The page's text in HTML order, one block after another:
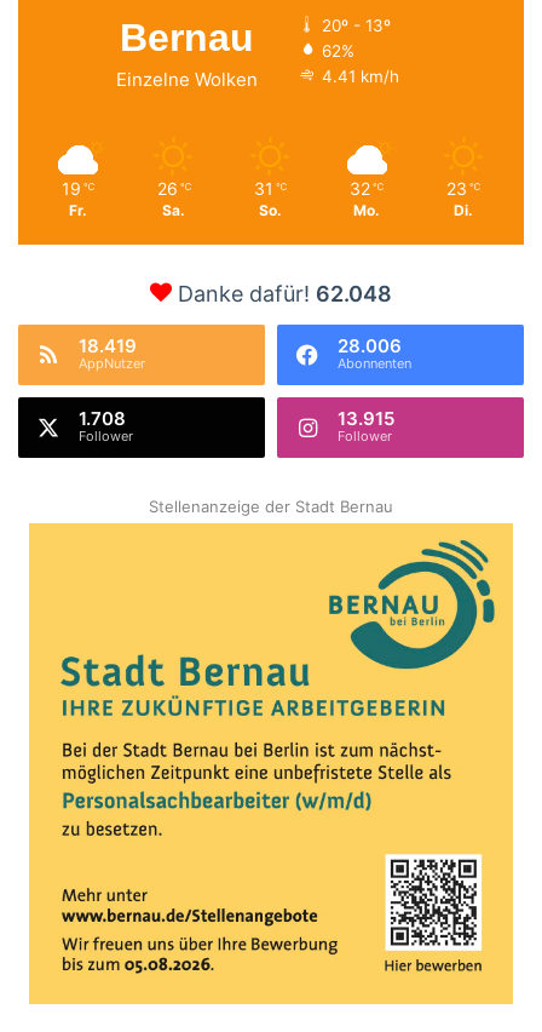
Bernau
Einzelne Wolken
20º - 13º
62%
4.41 km/h
19 ℃
Fr.
26 ℃
Sa.
31 ℃
So.
32 ℃
Mo.
23 ℃
Di.
Danke dafür! 62.048
18.419
AppNutzer
28.006
Abonnenten
1.708
Follower
13.915
Follower
Stellenanzeige der Stadt Bernau